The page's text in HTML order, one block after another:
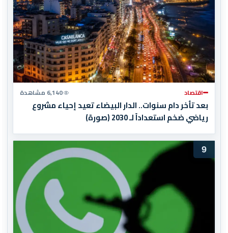
اقتصاد 6,140 مشاهدة
بعد تأخر دام سنوات.. الدار البيضاء تعيد إحياء مشروع
رياضي ضخم استعداداً لـ 2030 (صورة)
9